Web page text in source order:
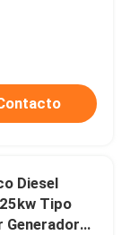
Diesel
Tipo